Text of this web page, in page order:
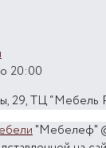
20:00
29, ТЦ “Мебель
"Мебелеф"